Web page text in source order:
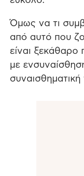
Όμως να τι
από αυτό που
είναι
με